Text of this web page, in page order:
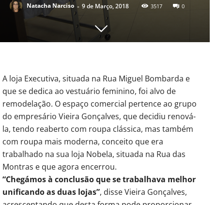
Natacha Narciso - 9 de Março, 2018 3517 0
A loja Executiva, situada na Rua Miguel Bombarda e
que se dedica ao vestuário feminino, foi alvo de
remodelação. O espaço comercial pertence ao grupo
do empresário Vieira Gonçalves, que decidiu renová-
la, tendo reaberto com roupa clássica, mas também
com roupa mais moderna, conceito que era
trabalhado na sua loja Nobela, situada na Rua das
Montras e que agora encerrou.
“Chegámos à conclusão que se trabalhava melhor
unificando as duas lojas”, disse Vieira Gonçalves,